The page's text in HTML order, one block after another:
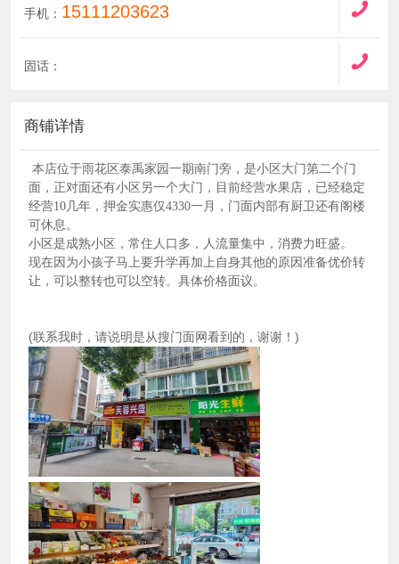
手机： 15111203623
固话：
商铺详情
本店位于雨花区泰禹家园一期南门旁，是小区大门第二个门
面，正对面还有小区另一个大门，目前经营水果店，已经稳定
经营10几年，押金实惠仅4330一月，门面内部有厨卫还有阁楼
可休息。
小区是成熟小区，常住人口多，人流量集中，消费力旺盛。
现在因为小孩子马上要升学再加上自身其他的原因准备优价转
让，可以整转也可以空转。具体价格面议。
(联系我时，请说明是从搜门面网看到的，谢谢！)